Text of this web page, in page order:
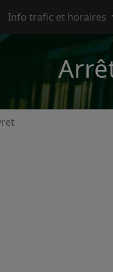
Info trafic et horaires